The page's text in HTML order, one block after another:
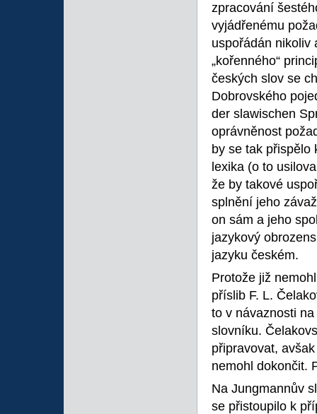
zpracování
vyjádřenému
uspořádán nikoliv
„kořenného“
českých slov se
Dobrovského
der slawischen
oprávněnost
by se tak přispělo
lexika (o to
že by takové
splnění jeho
on sám a jeho
jazykový
jazyku českém.
Protože již
příslib F. L.
to v návaznosti
slovníku.
připravovat,
nemohl dokončit.
Na Jungmannův
se přistoupilo k